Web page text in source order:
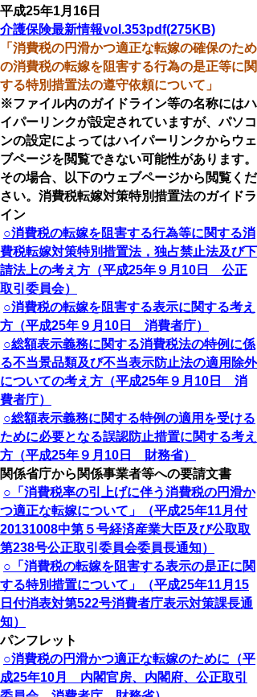
平成25年1月16日
介護保険最新情報vol.353pdf(275KB)
「消費税の円滑かつ適正な転嫁の確保のため
の消費税の転嫁を阻害する行為の是正等に関
する特別措置法の遵守依頼について」
※ファイル内のガイドライン等の名称にはハ
イパーリンクが設定されていますが、パソコ
ンの設定によってはハイパーリンクからウェ
ブページを閲覧できない可能性があります。
その場合、以下のウェブページから閲覧くだ
さい。消費税転嫁対策特別措置法のガイドラ
イン
○消費税の転嫁を阻害する行為等に関する消
費税転嫁対策特別措置法，独占禁止法及び下
請法上の考え方（平成25年９月10日 公正
取引委員会）
○消費税の転嫁を阻害する表示に関する考え
方（平成25年９月10日 消費者庁）
○総額表示義務に関する消費税法の特例に係
る不当景品類及び不当表示防止法の適用除外
についての考え方（平成25年９月10日 消
費者庁）
○総額表示義務に関する特例の適用を受ける
ために必要となる誤認防止措置に関する考え
方（平成25年９月10日 財務省）
関係省庁から関係事業者等への要請文書
○「消費税率の引上げに伴う消費税の円滑か
つ適正な転嫁について」（平成25年11月付
20131008中第５号経済産業大臣及び公取取
第238号公正取引委員会委員長通知）
○「消費税の転嫁を阻害する表示の是正に関
する特別措置について」（平成25年11月15
日付消表対第522号消費者庁表示対策課長通
知）
パンフレット
○消費税の円滑かつ適正な転嫁のために（平
成25年10月 内閣官房、内閣府、公正取引